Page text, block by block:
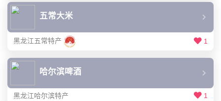
五常大米
黑龙江五常特产 1
哈尔滨啤酒
黑龙江哈尔滨特产 1